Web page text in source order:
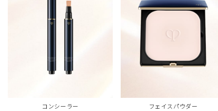
コンシーラー フェイスパウダー